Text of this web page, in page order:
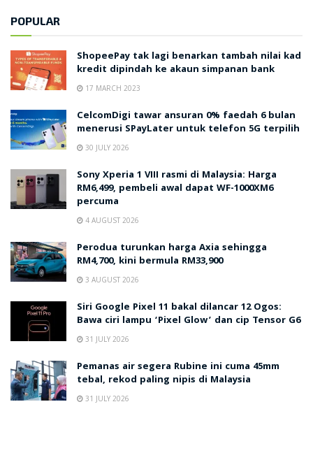
POPULAR
ShopeePay tak lagi benarkan tambah nilai kad
kredit dipindah ke akaun simpanan bank
17 MARCH 2023
CelcomDigi tawar ansuran 0% faedah 6 bulan
menerusi SPayLater untuk telefon 5G terpilih
30 JULY 2026
Sony Xperia 1 VIII rasmi di Malaysia: Harga
RM6,499, pembeli awal dapat WF-1000XM6
percuma
4 AUGUST 2026
Perodua turunkan harga Axia sehingga
RM4,700, kini bermula RM33,900
3 AUGUST 2026
Siri Google Pixel 11 bakal dilancar 12 Ogos:
Bawa ciri lampu ‘Pixel Glow’ dan cip Tensor G6
31 JULY 2026
Pemanas air segera Rubine ini cuma 45mm
tebal, rekod paling nipis di Malaysia
31 JULY 2026